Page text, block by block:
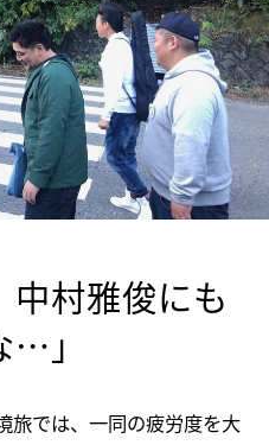
村雅俊にも
…」
旅では、一同の疲労度を大